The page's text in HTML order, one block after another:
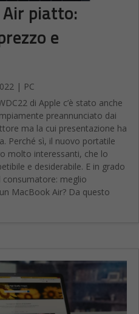
Air piatto:
e
| PC
di Apple c’è stato anche
preannunciato dai
ma la cui presentazione ha
Perché sì, il nuovo portatile
molto interessanti, che lo
e desiderabile. E in grado
meglio
MacBook Air? Da questo